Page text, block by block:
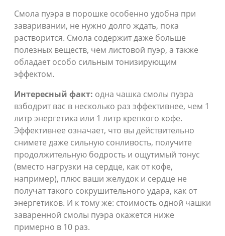
Смола пуэра в порошке особенно удобна при
заваривании, не нужно долго ждать, пока
растворится. Смола содержит даже больше
полезных веществ, чем листовой пуэр, а также
обладает особо сильным тонизирующим
эффектом.
Интересный факт: одна чашка смолы пуэра
взбодрит вас в несколько раз эффективнее, чем 1
литр энергетика или 1 литр крепкого кофе.
Эффективнее означает, что вы действительно
снимете даже сильную сонливость, получите
продолжительную бодрость и ощутимый тонус
(вместо нагрузки на сердце, как от кофе,
например), плюс ваши желудок и сердце не
получат такого сокрушительного удара, как от
энергетиков. И к тому же: стоимость одной чашки
заваренной смолы пуэра окажется ниже
примерно в 10 раз.